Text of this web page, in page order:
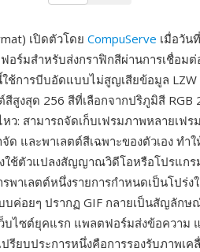
เปิดตัวโดย CompuServe เมื่อวัน
ร์มสำหรับส่งกราฟิกสีผ่านการเชื่อมต่
ช้การบีบอัดแบบไม่สูญเสียข้อมูล LZW
สูงสุด 256 สีที่เลือกจากปริภูมิสี RGB
ว: สามารถจัดเก็บเฟรมภาพหลายเฟ
ด และพาเลตต์สีเฉพาะของตัวเอง ทำ
ช้ตัวแปลงสัญญาณวิดีโอหรือโปรแกร
พาเลตต์หนึ่งรายการกำหนดเป็นโปร่
บค่อยๆ ปรากฏ GIF กลายเป็นสัญลัก
บไซต์ยุคแรก แพลตฟอร์มส่งข้อความ
ปรียบประการหนึ่งคือการรองรับภาพเ